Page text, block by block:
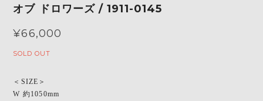
オブ ドロワーズ / 1911-0145
¥66,000
SOLD OUT
＜SIZE＞
W 約1050mm